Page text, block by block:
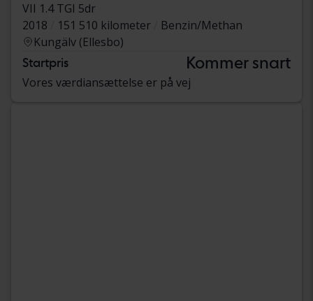
VII 1.4 TGI 5dr
2018
151 510 kilometer
Benzin/Methan
Kungälv (Ellesbo)
Startpris Kommer snart
Vores værdiansættelse er på vej